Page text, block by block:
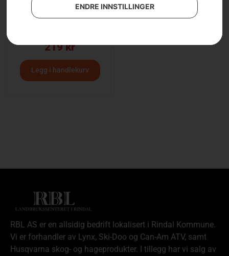
ENDRE INNSTILLINGER
219kr
Legg i handlekurv
RBL AS er en allsidig bedrift lokalisert i Rindal Kommune.
Vi er forhandler av Lynx, Ski-Doo og Can-Am ATV, samt
Husqvarna skog- og hageprodukter. I tillegg har vi salg av